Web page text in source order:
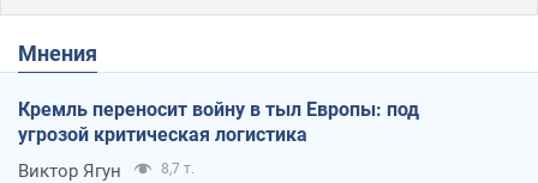
Мнения
Кремль переносит войну в тыл Европы: под
угрозой критическая логистика
Виктор Ягун 8,7 т.